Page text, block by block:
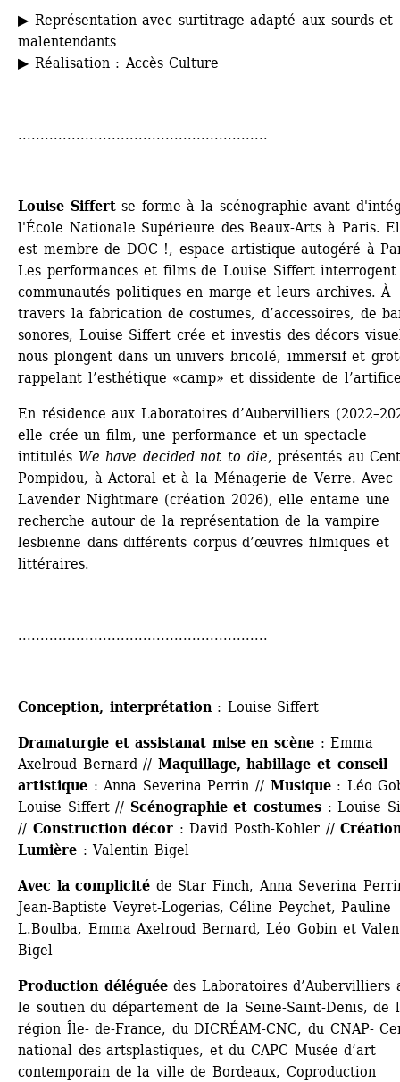
▶ Représentation avec surtitrage adapté aux sourds et
malentendants
▶ Réalisation : Accès Culture
........................................................
Louise Siffertse forme à la scénographie avant
l'École Nationale Supérieure des Beaux-Arts à Paris.
est membre de DOC !, espace artistique autogéré à
Les performances et films de Louise Siffert interrogent
communautés politiques en marge et leurs archives. À
travers la fabrication de costumes, d’accessoires, de
sonores, Louise Siffert crée et investis des dé­cors
nous plongent dans un univers bricolé, immersif et
rappelant l’esthétique «camp» et dissidente de
En résidence aux Laboratoires d’Aubervilliers
elle crée un film, une performance et un spectacle
intitulés We have decided not to die, présentés au
Pompidou, à Actoral et à la Ménagerie de Verre. Avec
Lavender Nightmare (création 2026), elle entame une
recherche autour de la représentation de la vampire
lesbienne dans différents corpus d’œuvres filmiques et
littéraires.
........................................................
Conception, interprétation: Louise Siffert
Dramaturgie et assistanat mise en scène : Emma
Axelroud Bernard // Maquillage, habillage et conseil
artistique : Anna Severina Perrin // Musique: Léo
Louise Siffert // Scénographie et costumes : Louise
// Construction décor : David Posth-Kohler //
Lumière : Valentin Bigel
Avec la complicité de Star Finch, Anna Severina
Jean-Baptiste Veyret-Logerias, Céline Peychet, Pauline
L.Boulba, Emma Axelroud Bernard, Léo Gobin et
Bigel
Production déléguéedes Laboratoires d’Aubervilliers
le soutien du département de la Seine-Saint-Denis, de
région Île- de-France, du DICRÉAM-CNC, du CNAP-
national des artsplastiques, et du CAPC Musée d’art
contemporain de la ville de Bordeaux, Coproduction